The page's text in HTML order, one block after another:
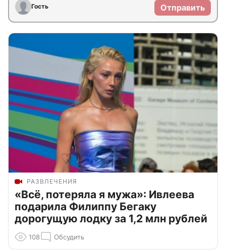
Гость Отправить
РАЗВЛЕЧЕНИЯ
«Всё, потеряла я мужа»: Ивлеева
подарила Филиппу Бегаку
дорогущую лодку за 1,2 млн рублей
108 Обсудить